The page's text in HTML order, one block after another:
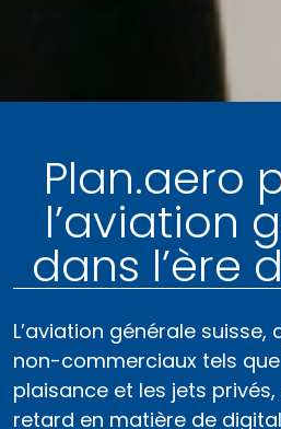
Plan.aero
l’aviation
dans l’ère
L’aviation générale
non-commerciaux tels
plaisance et les jets
retard en matière de